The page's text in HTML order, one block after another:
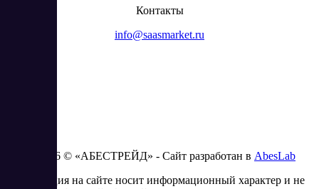
Контакты
info@saasmarket.ru
2023 - 2026 © «АБЕСТРЕЙД» - Сайт разработан в AbesLab
Информация на сайте носит информационный характер и не